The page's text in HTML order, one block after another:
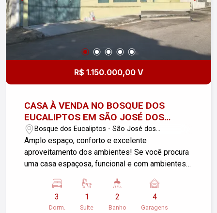
R$ 1.150.000,00 V
CASA À VENDA NO BOSQUE DOS
EUCALIPTOS EM SÃO JOSÉ DOS
CAMPOS - SP
Bosque dos Eucaliptos - São José dos
Campos/SP
Amplo espaço, conforto e excelente
aproveitamento dos ambientes! Se você procura
uma casa espaçosa, funcional e com ambientes
família, esta é uma excelente oportunidade no
Bosque dos Eucaliptos, em São José dos
Campos. Com 275 m² de área útil em um terreno
3
Dorm.
1
Suite
2
Banho
4
Garagens